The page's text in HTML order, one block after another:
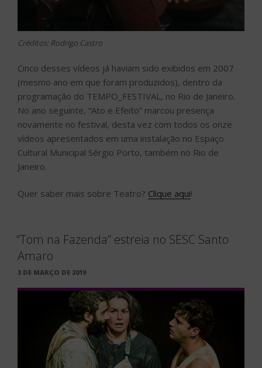
Créditos: Rodrigo Castro
Cinco desses vídeos já haviam sido exibidos em 2007
(mesmo ano em que foram produzidos), dentro da
programação do TEMPO_FESTIVAL, no Rio de Janeiro.
No ano seguinte, “Ato e Efeito” marcou presença
novamente no festival, desta vez com todos os onze
vídeos apresentados em uma instalação no Espaço
Cultural Municipal Sérgio Porto, também no Rio de
Janeiro.
Quer saber mais sobre Teatro? Clique aqui!
“Tom na Fazenda” estreia no SESC Santo
Amaro
PUBLICADO
3 DE MARÇO DE 2019